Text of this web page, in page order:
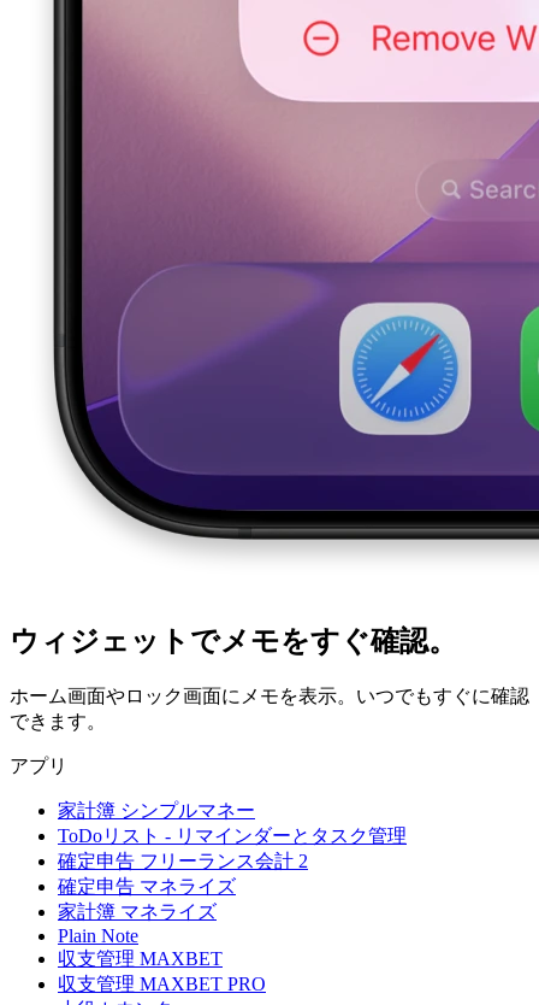
ウィジェットでメモをすぐ確認。
ホーム画面やロック画面にメモを表示。いつでもすぐに確認
できます。
アプリ
家計簿 シンプルマネー
ToDoリスト - リマインダーとタスク管理
確定申告 フリーランス会計 2
確定申告 マネライズ
家計簿 マネライズ
Plain Note
収支管理 MAXBET
収支管理 MAXBET PRO